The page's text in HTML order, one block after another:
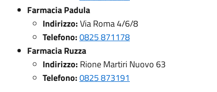
Farmacia Padula
Indirizzo:Via Roma 4/6/8
Telefono:0825 871178
Farmacia Ruzza
Indirizzo: Rione Martiri Nuovo 63
Telefono:0825 873191